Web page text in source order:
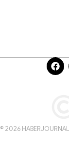
© 2026